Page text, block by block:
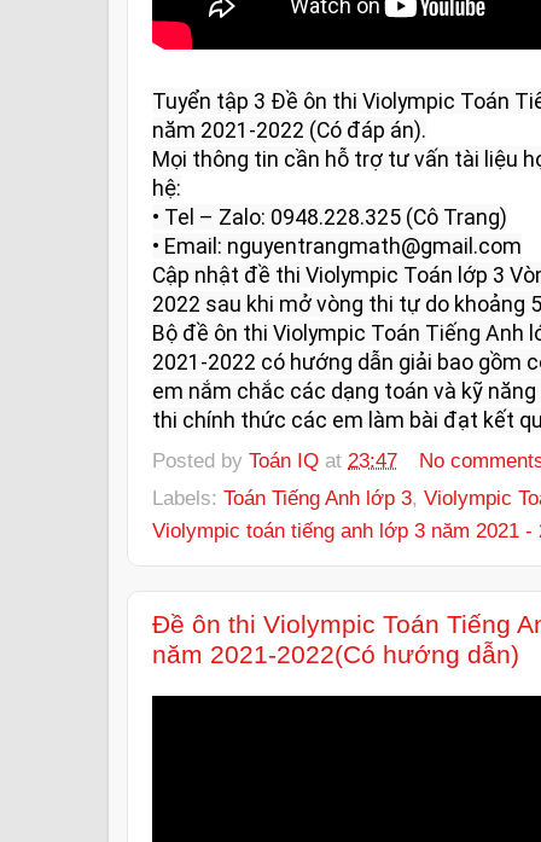
Tuyển tập 3 Đề ôn thi Violympic Toán
năm 2021-2022 (Có đáp án).
Mọi thông tin cần hỗ trợ tư vấn tài liệu
hệ:
• Tel – Zalo: 0948.228.325 (Cô Trang)
• Email: nguyentrangmath@gmail.com
Cập nhật đề thi Violympic Toán lớp 3
2022 sau khi mở vòng thi tự do khoảng
Bộ đề ôn thi Violympic Toán Tiếng Anh
2021-2022 có hướng dẫn giải bao gồm
em nắm chắc các dạng toán và kỹ
thi chính thức các em làm bài đạt kết
Posted by Toán IQ at 23:47
No
Labels: Toán Tiếng Anh lớp 3, Violympic
Violympic toán tiếng anh lớp 3 năm 2021 -
Đề ôn thi Violympic Toán Tiếng
năm 2021-2022(Có hướng dẫn)